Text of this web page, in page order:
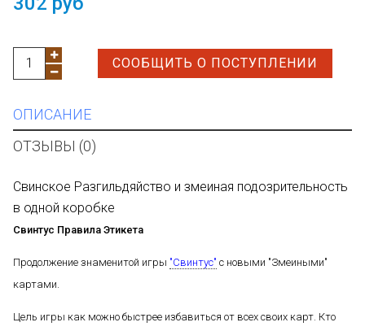
СООБЩИТЬ О ПОСТУПЛЕНИИ
ОПИСАНИЕ
ОТЗЫВЫ (0)
Свинское Разгильдяйство и змеиная подозрительность
в одной коробке
Свинтус Правила Этикета
Продолжение знаменитой игры "Свинтус" с новыми "Змеиными"
картами.
Цель игры как можно быстрее избавиться от всех своих карт. Кто